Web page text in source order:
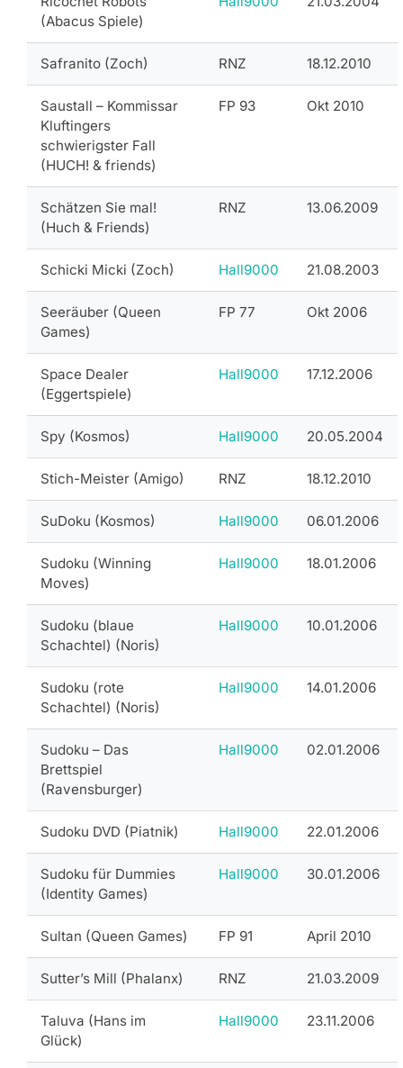
(Abacus Spiele)
Safranito (Zoch) RNZ 18.12.2010
Saustall – Kommissar
Kluftingers
schwierigster Fall
(HUCH! & friends)
FP 93 Okt 2010
Schätzen Sie mal!
(Huch & Friends)
RNZ 13.06.2009
Schicki Micki (Zoch) Hall9000 21.08.2003
Seeräuber (Queen
Games)
FP 77 Okt 2006
Space Dealer
(Eggertspiele)
Hall9000 17.12.2006
Spy (Kosmos) Hall9000 20.05.2004
Stich-Meister (Amigo) RNZ 18.12.2010
SuDoku (Kosmos) Hall9000 06.01.2006
Sudoku (Winning
Moves)
Hall9000 18.01.2006
Sudoku (blaue
Schachtel) (Noris)
Hall9000 10.01.2006
Sudoku (rote
Schachtel) (Noris)
Hall9000 14.01.2006
Sudoku – Das
Brettspiel
(Ravensburger)
Hall9000 02.01.2006
Sudoku DVD (Piatnik) Hall9000 22.01.2006
Sudoku für Dummies
(Identity Games)
Hall9000 30.01.2006
Sultan (Queen Games) FP 91 April 2010
Sutter’s Mill (Phalanx) RNZ 21.03.2009
Taluva (Hans im
Glück)
Hall9000 23.11.2006